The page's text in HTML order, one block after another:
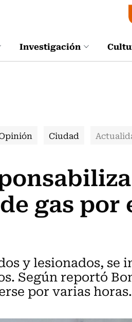
Investigación
Ciudad
gas por
y lesionados, se
Según reportó
por varias horas.